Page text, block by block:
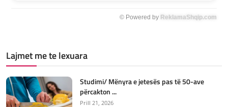
© Powered by ReklamaShqip.com
Lajmet me te lexuara
Studimi/ Mënyra e jetesës pas të 50-ave
përcakton ...
Prill 21, 2026